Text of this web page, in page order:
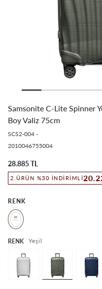
Samsonite C-Lite Spinner
Boy Valiz 75cm
SCS2-004 -
2010046755004
28.885 TL
2.ÜRÜN %30 İNDIRIMLI
RENK
RENK Yeşil